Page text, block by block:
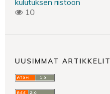
kulutuksen riistoon
10
UUSIMMAT ARTIKKELIT